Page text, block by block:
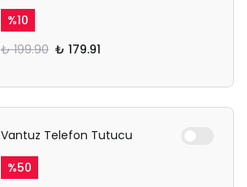
%10
₺ 199.90 ₺ 179.91
Vantuz Telefon Tutucu
%50